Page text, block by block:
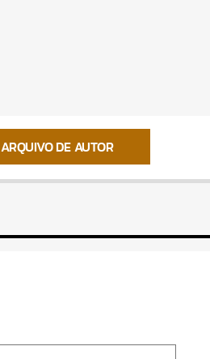
ARQUIVO DE AUTOR